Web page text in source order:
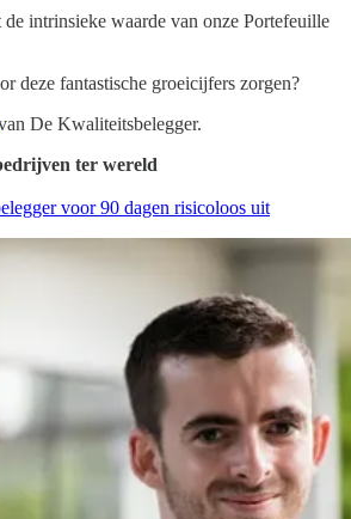
intrinsieke waarde van onze Portefeuille
deze fantastische groeicijfers zorgen?
De Kwaliteitsbelegger.
ter wereld
voor 90 dagen risicoloos uit